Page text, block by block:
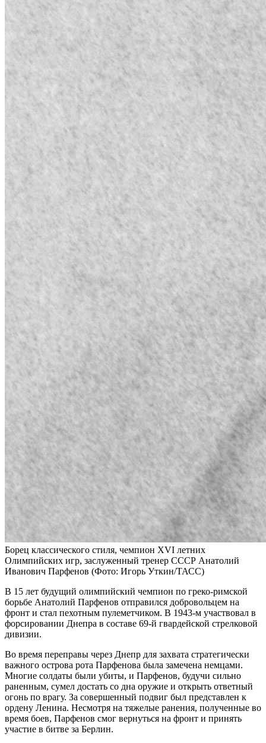
Борец классического стиля, чемпион XVI летних
Олимпийских игр, заслуженный тренер СССР Анатолий
Иванович Парфенов (Фото: Игорь Уткин/ТАСС)
В 15 лет будущий олимпийский чемпион по греко-римской
борьбе Анатолий Парфенов отправился добровольцем на
фронт и стал пехотным пулеметчиком. В 1943-м участвовал в
форсировании Днепра в составе 69-й гвардейской стрелковой
дивизии.
Во время переправы через Днепр для захвата стратегически
важного острова рота Парфенова была замечена немцами.
Многие солдаты были убиты, и Парфенов, будучи сильно
раненным, сумел достать со дна оружие и открыть ответный
огонь по врагу. За совершенный подвиг был представлен к
ордену Ленина. Несмотря на тяжелые ранения, полученные во
время боев, Парфенов смог вернуться на фронт и принять
участие в битве за Берлин.